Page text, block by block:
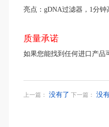
亮点：gDNA过滤器，1分
质量承诺
如果您能找到任何进口产品
上一篇： 没有了 下一篇： 没